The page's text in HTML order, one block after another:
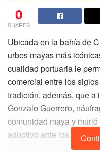
0
SHARES
Ubicada en la bahía de
urbes mayas más
cualidad portuaria le
comercial entre los
tradición, además, que
Gonzalo Guerrero,
comunidad maya y
adoptivo ante los